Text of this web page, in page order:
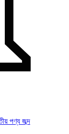
পণ্য জব্দ